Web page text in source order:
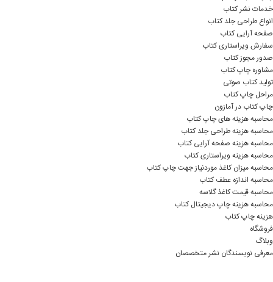
خدمات نشر کتاب
انواع طراحی جلد کتاب
صفحه آرایی کتاب
سفارش ویراستاری کتاب
صدور مجوز کتاب
مشاوره چاپ کتاب
تولید کتاب صوتی
مراحل چاپ کتاب
چاپ کتاب در آمازون
محاسبه هزینه های چاپ کتاب
محاسبه هزینه طراحی جلد کتاب
محاسبه هزینه صفحه آرایی کتاب
محاسبه هزینه ویراستاری کتاب
محاسبه میزان کاغذ موردنیاز جهت چاپ کتاب
محاسبه اندازه عطف کتاب
محاسبه قیمت کاغذ گلاسه
محاسبه هزینه چاپ دیجیتال کتاب
هزینه چاپ کتاب
فروشگاه
وبلاگ
معرفی نویسندگان نشر متخصصان